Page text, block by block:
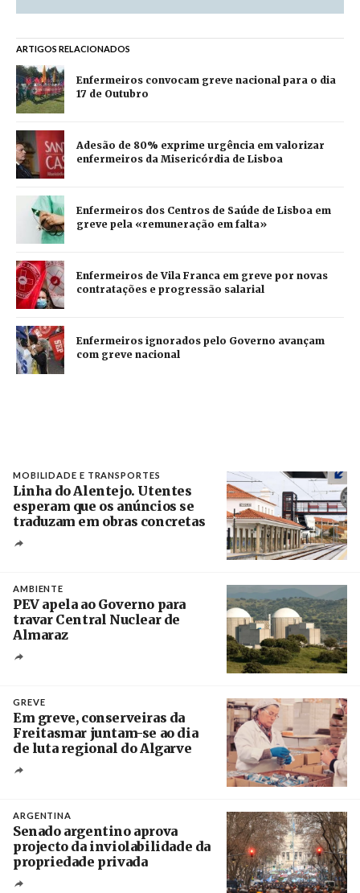
ARTIGOS RELACIONADOS
Enfermeiros convocam greve nacional para o dia
17 de Outubro
Adesão de 80% exprime urgência em valorizar
enfermeiros da Misericórdia de Lisboa
Enfermeiros dos Centros de Saúde de Lisboa em
greve pela «remuneração em falta»
Enfermeiros de Vila Franca em greve por novas
contratações e progressão salarial
Enfermeiros ignorados pelo Governo avançam
com greve nacional
MOBILIDADE E TRANSPORTES
Linha do Alentejo. Utentes
esperam que os anúncios se
traduzam em obras concretas
AMBIENTE
PEV apela ao Governo para
travar Central Nuclear de
Almaraz
GREVE
Em greve, conserveiras da
Freitasmar juntam-se ao dia
de luta regional do Algarve
ARGENTINA
Senado argentino aprova
projecto da inviolabilidade da
propriedade privada